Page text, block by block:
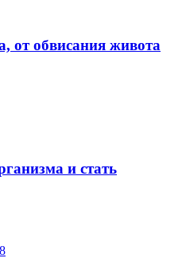
от обвисания живота
и стать